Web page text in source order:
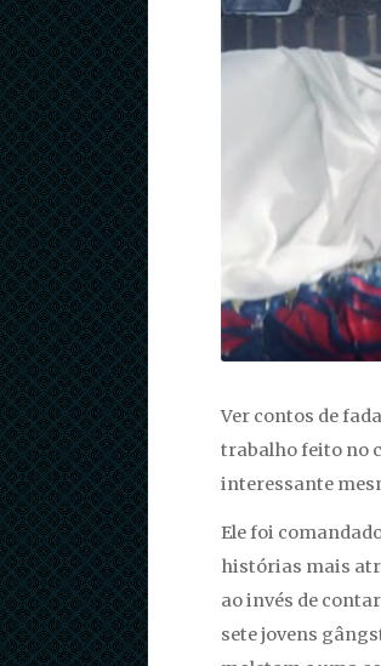
Ver contos de
trabalho feito no
interessante
Ele foi
histórias mais
ao invés de
sete jovens